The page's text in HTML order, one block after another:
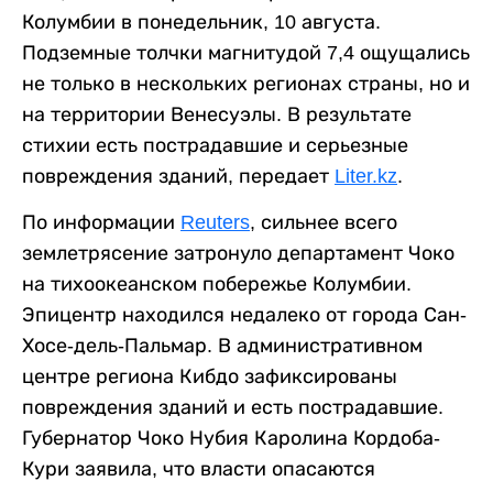
Колумбии в понедельник, 10 августа.
Подземные толчки магнитудой 7,4 ощущались
не только в нескольких регионах страны, но и
на территории Венесуэлы. В результате
стихии есть пострадавшие и серьезные
повреждения зданий, передает Liter.kz.
По информации Reuters, сильнее всего
землетрясение затронуло департамент Чоко
на тихоокеанском побережье Колумбии.
Эпицентр находился недалеко от города Сан-
Хосе-дель-Пальмар. В административном
центре региона Кибдо зафиксированы
повреждения зданий и есть пострадавшие.
Губернатор Чоко Нубия Каролина Кордоба-
Кури заявила, что власти опасаются